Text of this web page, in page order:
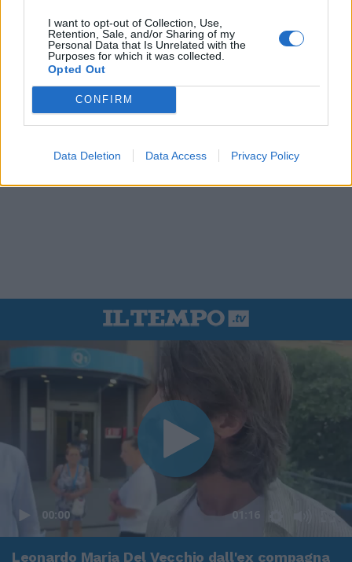
I want to opt-out of Collection, Use,
Retention, Sale, and/or Sharing of my
Personal Data that Is Unrelated with the
Purposes for which it was collected.
Opted Out
CONFIRM
Data Deletion Data Access Privacy Policy
00:00 01:16
Leonardo Maria Del Vecchio dall'ex compagna